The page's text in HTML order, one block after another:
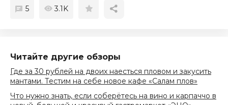
5 3.1K
Читайте другие обзоры
Где за 30 рублей на двоих наесться пловом и закусить
мантами. Тестим на себе новое кафе «Салам плов»
Что нужно знать, если соберётесь на вино и карпаччо в